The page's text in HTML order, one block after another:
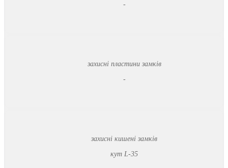
-
захисні пластини замків
-
захисні кишені замків
кут L-35